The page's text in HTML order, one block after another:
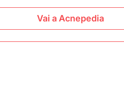
Vai a Acnepedia